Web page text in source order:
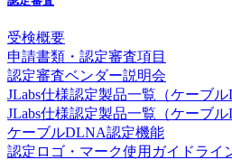
受検概要
申請書類・認定審査項目
認定審査ベンダー説明会
JLabs仕様認定製品一覧（ケーブル
JLabs仕様認定製品一覧（ケーブル
ケーブルDLNA認定機能
認定ロゴ・マーク使用ガイドライ